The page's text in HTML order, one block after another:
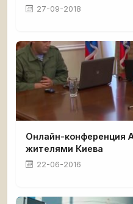
27-09-2018
Онлайн-конференция
жителями Киева
22-06-2016